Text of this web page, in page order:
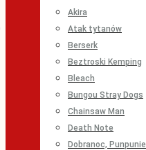
Akira
Atak tytanów
Berserk
Beztroski Kemping
Bleach
Bungou Stray Dogs
Chainsaw Man
Death Note
Dobranoc, Punpunie